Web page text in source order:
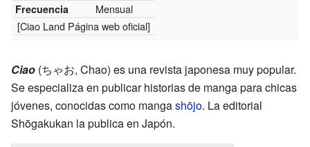
Frecuencia
Mensual
[Ciao Land Página web oficial]
Ciao (ちゃお, Chao) es una revista japonesa muy popular.
Se especializa en publicar historias de manga para chicas
jóvenes, conocidas como mangashōjo. La editorial
Shōgakukan la publica en Japón.